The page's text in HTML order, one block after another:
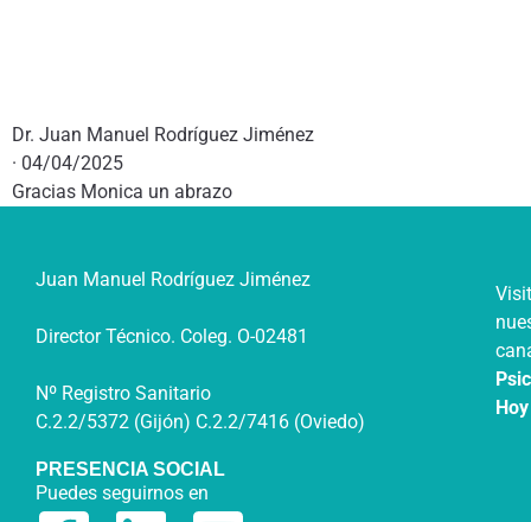
Dr. Juan Manuel Rodríguez Jiménez
· 04/04/2025
Gracias Monica un abrazo
Juan Manuel Rodríguez Jiménez
Director Técnico. Coleg. O-02481
Nº Registro Sanitario
C.2.2/5372 (Gijón) C.2.2/7416 (Oviedo)
Hoy
PRESENCIA SOCIAL
Puedes seguirnos en